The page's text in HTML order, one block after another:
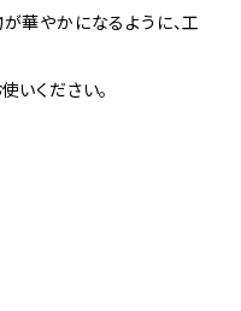
華やかになるように、工
いください。